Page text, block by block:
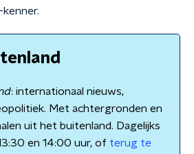
kenner.
: internationaal nieuws,
Met achtergronden en
uit het buitenland. Dagelijks
en 14:00 uur, of terug te